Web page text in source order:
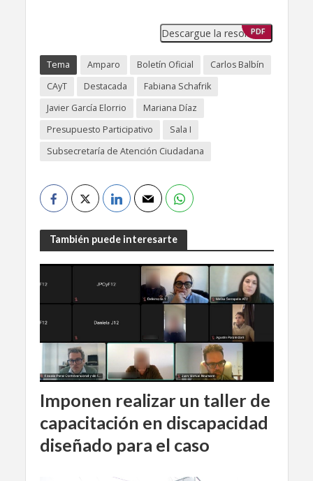
Descargue la resolución
PDF
Tema Amparo Boletín Oficial
Carlos Balbín
CAyT
Destacada
Fabiana Schafrik
Javier García Elorrio
Mariana Díaz
Presupuesto Participativo
Sala I
Subsecretaría de Atención Ciudadana
También puede interesarte
Imponen realizar un taller de
capacitación en discapacidad
diseñado para el caso